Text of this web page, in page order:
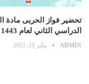
تحضير فواز الحربى مادة
الدراسي الثاني لعام 1443 هـ
ADMIN يناير 19, 2021